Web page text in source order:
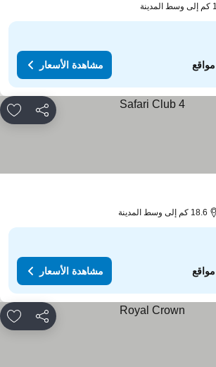
مشاهدة الأسعار
مشاركة
الأسعار
18.6 كم إلى وسط المدينة
مشاهدة الأسعار
مشاركة